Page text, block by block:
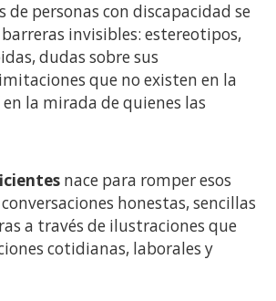
de personas con discapacidad se
invisibles: estereotipos,
dudas sobre sus
que no existen en la
la mirada de quienes las
nace para romper esos
honestas, sencillas
a través de ilustraciones que
cotidianas, laborales y